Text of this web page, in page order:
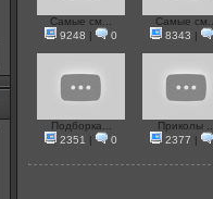
Самые см...
9248 | 0
Самые
8343 |
Подборка...
2351 | 0
Приколы
2377 |